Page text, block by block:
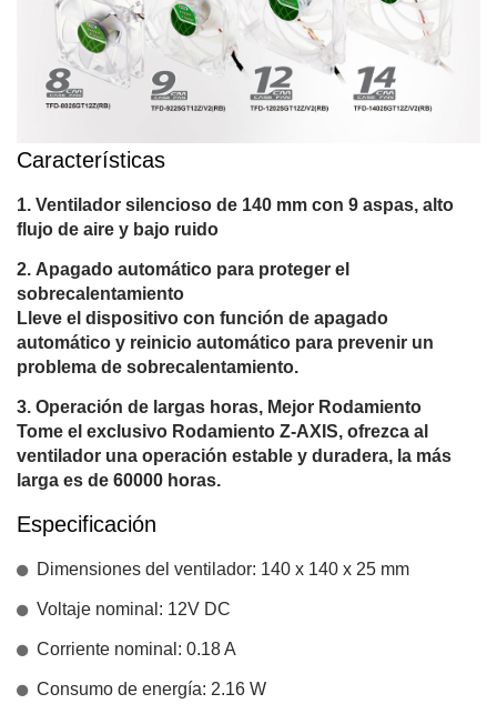
Características
Ventilador silencioso de 140 mm con 9 aspas, alto
flujo de aire y bajo ruido
Apagado automático para proteger el
sobrecalentamiento
Lleve el dispositivo con función de apagado
automático y reinicio automático para prevenir un
problema de sobrecalentamiento.
Operación de largas horas, Mejor Rodamiento
Tome el exclusivo Rodamiento Z-AXIS, ofrezca al
ventilador una operación estable y duradera, la más
larga es de 60000 horas.
Especificación
Dimensiones del ventilador: 140 x 140 x 25 mm
Voltaje nominal: 12V DC
Corriente nominal: 0.18 A
Consumo de energía: 2.16 W